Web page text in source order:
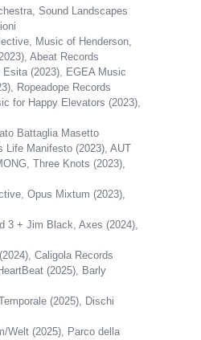
Sound Landscapes
Music of Henderson,
Abeat Records
(2023), EGEA Music
Ropeadope Records
for Happy Elevators (2023),
Battaglia Masetto
Life Manifesto (2023), AUT
Three Knots (2023),
Opus Mixtum (2023),
3 + Jim Black, Axes (2024),
Caligola Records
(2025), Barly
(2025), Dischi
Welt (2025), Parco della